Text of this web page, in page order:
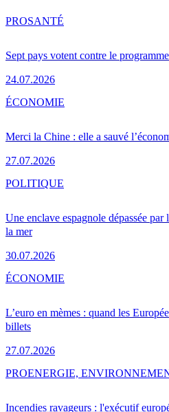
Sept pays votent contre le
24.07.2026
PROSANTÉ
Merci la Chine : elle a sauvé
27.07.2026
ÉCONOMIE
Une enclave espagnole dépassée
la mer
30.07.2026
POLITIQUE
L’euro en mèmes : quand les
billets
27.07.2026
ÉCONOMIE
Incendies ravageurs : l'exécutif
PROENERGIE,